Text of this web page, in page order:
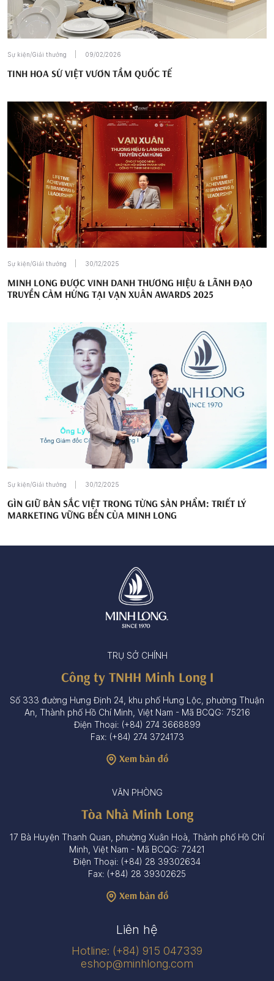
Sự kiện/Giải thưởng 09/02/2026
TINH HOA SỨ VIỆT VƯƠN TẦM QUỐC TẾ
Sự kiện/Giải thưởng 30/12/2025
MINH LONG ĐƯỢC VINH DANH THƯƠNG HIỆU & LÃNH ĐẠO
TRUYỀN CẢM HỨNG TẠI VẠN XUÂN AWARDS 2025
Sự kiện/Giải thưởng 30/12/2025
GÌN GIỮ BẢN SẮC VIỆT TRONG TỪNG SẢN PHẨM: TRIẾT LÝ
MARKETING VỮNG BỀN CỦA MINH LONG
TRỤ SỞ CHÍNH
Công ty TNHH Minh Long I
Số 333 đường Hưng Định 24, khu phố Hưng Lộc, phường Thuận
An, Thành phố Hồ Chí Minh, Việt Nam - Mã BCQG: 75216
Điện Thoại: (+84) 274 3668899
Fax: (+84) 274 3724173
Xem bản đồ
VĂN PHÒNG
Tòa Nhà Minh Long
17 Bà Huyện Thanh Quan, phường Xuân Hoà, Thành phố Hồ Chí
Minh, Việt Nam - Mã BCQG: 72421
Điện Thoại: (+84) 28 39302634
Fax: (+84) 28 39302625
Xem bản đồ
Liên hệ
Hotline: (+84) 915 047339
eshop@minhlong.com